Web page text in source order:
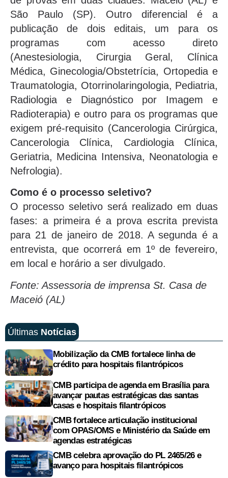
São Paulo (SP). Outro diferencial é a
publicação de dois editais, um para os
programas com acesso direto
(Anestesiologia, Cirurgia Geral, Clínica
Médica, Ginecologia/Obstetrícia, Ortopedia e
Traumatologia, Otorrinolaringologia, Pediatria,
Radiologia e Diagnóstico por Imagem e
Radioterapia) e outro para os programas que
exigem pré-requisito (Cancerologia Cirúrgica,
Cancerologia Clínica, Cardiologia Clínica,
Geriatria, Medicina Intensiva, Neonatologia e
Nefrologia).
Como é o processo seletivo?
O processo seletivo será realizado em duas
fases: a primeira é a prova escrita prevista
para 21 de janeiro de 2018. A segunda é a
entrevista, que ocorrerá em 1º de fevereiro,
em local e horário a ser divulgado.
Fonte: Assessoria de imprensa St. Casa de
Maceió (AL)
Últimas Notícias
Mobilização da CMB fortalece linha de
crédito para hospitais filantrópicos
CMB participa de agenda em Brasília para
avançar pautas estratégicas das santas
casas e hospitais filantrópicos
CMB fortalece articulação institucional
com OPAS/OMS e Ministério da Saúde em
agendas estratégicas
CMB celebra aprovação do PL 2465/26 e
avanço para hospitais filantrópicos